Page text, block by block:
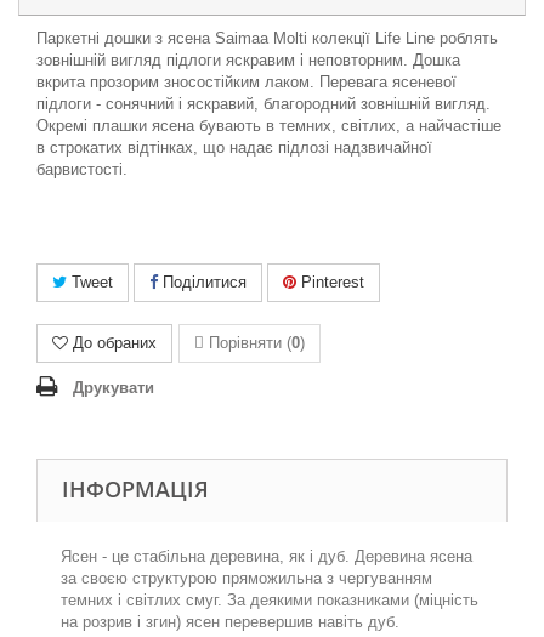
Паркетні дошки з ясена Saimaa Molti колекції Life Line роблять
зовнішній вигляд підлоги яскравим і неповторним. Дошка
вкрита прозорим зносостійким лаком. Перевага ясеневої
підлоги - сонячний і яскравий, благородний зовнішній вигляд.
Окремі плашки ясена бувають в темних, світлих, а найчастіше
в строкатих відтінках, що надає підлозі надзвичайної
барвистості.
Tweet Поділитися Pinterest
До обраних Порівняти (0)
Друкувати
ІНФОРМАЦІЯ
Ясен - це стабільна деревина, як і дуб. Деревина ясена
за своєю структурою пряможильна з чергуванням
темних і світлих смуг. За деякими показниками (міцність
на розрив і згин) ясен перевершив навіть дуб.